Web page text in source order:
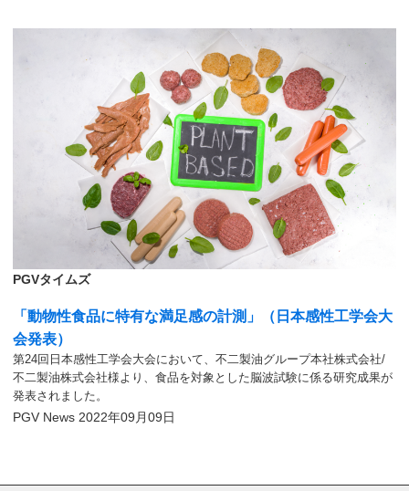
PGVタイムズ
「動物性食品に特有な満足感の計測」（日本感性工学会大
会発表）
第24回日本感性工学会大会において、不二製油グループ本社株式会社/
不二製油株式会社様より、食品を対象とした脳波試験に係る研究成果が
発表されました。
PGV News 2022年09月09日